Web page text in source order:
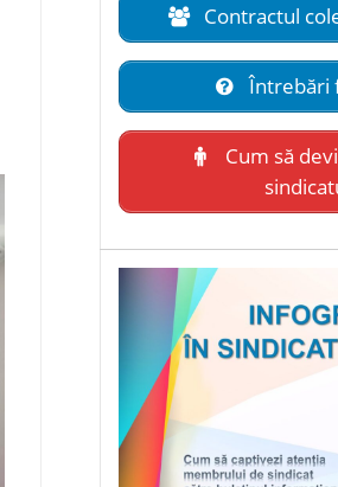
Contractul
Întrebări
Cum să